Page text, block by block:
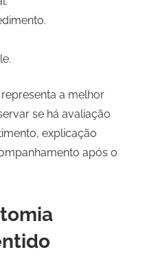
a melhor
se há avaliação
explicação
após o